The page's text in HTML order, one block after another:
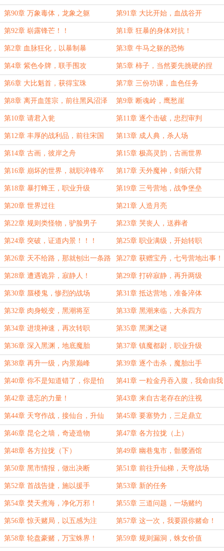
第90章 万象毒体，龙象之躯 第91章 大比开始，血战谷开
第92章 崭露锋芒！！ 第1章 狂暴的身体对抗！
第2章 血脉狂化，以暴制暴 第3章 牛马之躯的恐怖
第4章 紫色令牌，联手围攻 第5章 柿子，当然要先挑硬的捏
第6章 大比魁首，获得宝珠 第7章 三份功课，血色任务
第8章 离开血莲宗，前往黑风沼泽 第9章 断魂岭，鹰愁崖
第10章 请君入瓮 第11章 逐个击破，忠烈审判
第12章 丰厚的战利品，前往宋国 第13章 成人典，杀人场
第14章 古画，彼岸之舟 第15章 极高灵韵，古画世界
第16章 崩坏的世界，就职淬锋卒 第17章 天外魔神，剑斩六臂
第18章 暴打蜂王，职业升级 第19章 三号营地，战争堡垒
第20章 世界过往 第21章 人造月亮
第22章 规则类怪物，驴脸男子 第23章 哭丧人，送葬者
第24章 突破，证道内景！！！ 第25章 职业满级，开始转职
第26章 天不给路，那就刨出一条路
来
第27章 获赠宝丹，七号营地出事！
第28章 遭遇诡异，寂静人！ 第29章 打碎寂静，再升两级
第30章 蜃楼鬼，惨烈的战场 第31章 抵达营地，准备淬体
第32章 肉身蜕变，黑潮将至 第33章 黑潮来临，大杀四方
第34章 进境神速，再次转职 第35章 黑渊之谜
第36章 深入黑渊，地底魔胎 第37章 镇魔都尉，职业升级
第38章 再升一级，内景巅峰 第39章 逐个击杀，魔胎出手
第40章 你不是知道错了，你是怕
了！
第41章 一粒金丹吞入腹，我命由我
不由天！
第42章 遗忘的力量！ 第43章 来自古老存在的注视
第44章 天穹作战，接仙台，升仙
梯！
第45章 要塞势力，三足鼎立
第46章 昆仑之墙，奇迹造物 第47章 各方拉拢（上）
第48章 各方拉拢（下） 第49章 幽巷鬼市，骷髅酒馆
第50章 黑市情报，做出决断 第51章 前往升仙梯，天穹战场
第52章 首战告捷，施以援手 第53章 新的任务
第54章 焚天煮海，净化万邪！ 第55章 三道问题，一场赌约
第56章 惊天赌局，以五感为注 第57章 这一次，我要跟你赌命！
第58章 轮盘豪赌，万宝蛛界！ 第59章 规则漏洞，蛛女价值